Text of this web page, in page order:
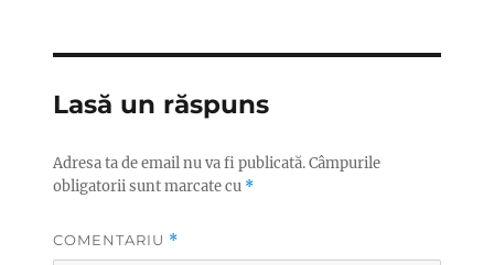
Lasă un răspuns
Adresa ta de email nu va fi publicată.Câmpurile
obligatorii sunt marcate cu *
COMENTARIU *